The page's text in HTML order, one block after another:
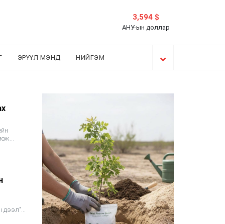
3,594 $
АНУ-ын доллар
ЭРҮҮЛ МЭНД НИЙГЭМ
дээл"